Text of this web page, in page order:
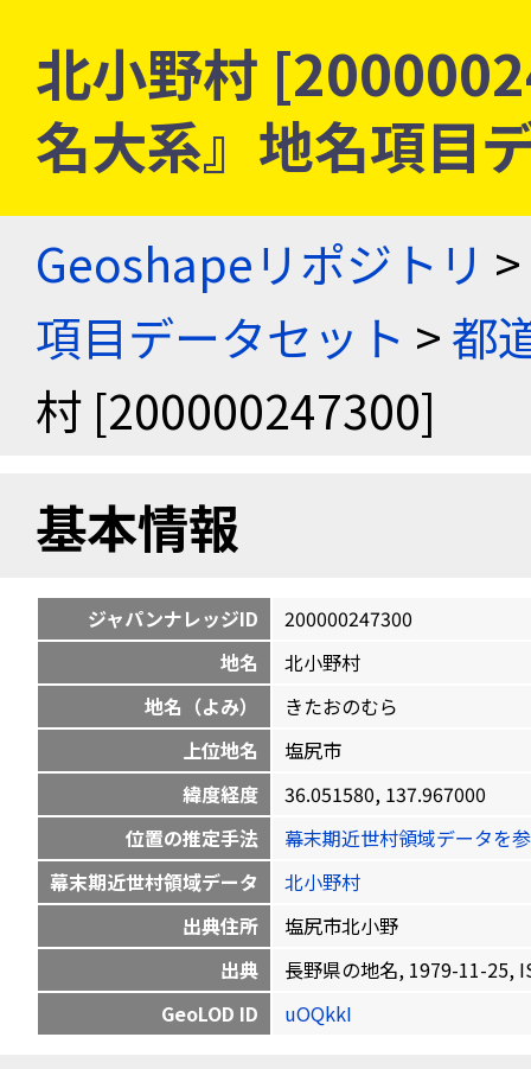
北小野村
名大系』地名項目
Geoshapeリポジトリ >
項目データセット >都
村 [200000247300]
基本情報
ジャパンナレッジID
200000247300
地名
北小野村
地名（よみ）
きたおのむら
上位地名
塩尻市
緯度経度
36.051580, 137.967000
位置の推定手法
幕末期近世村領域データを
幕末期近世村領域データ
北小野村
出典住所
塩尻市北小野
出典
長野県の地名, 1979-11-25,
GeoLOD ID
uOQkkI